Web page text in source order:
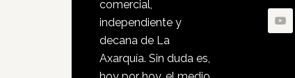
comercial,
independiente y
decana de La
Axarquía. Sin duda es,